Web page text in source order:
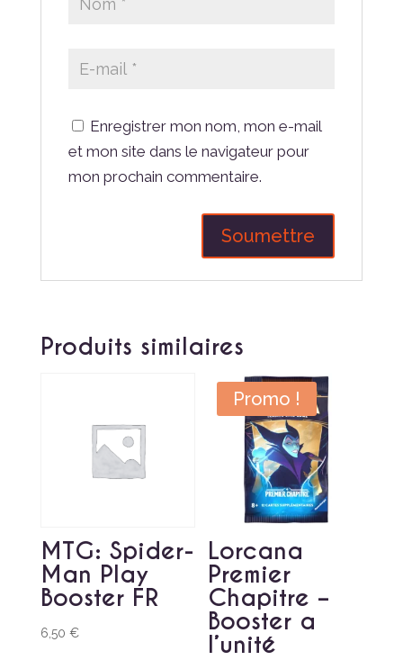
Enregistrer mon nom, mon e-mail
et mon site dans le navigateur pour
mon prochain commentaire.
Produits similaires
MTG: Spider-
Man Play
Booster FR
6,50 €
Promo !
Lorcana
Premier
Chapitre –
Booster a
l’unité